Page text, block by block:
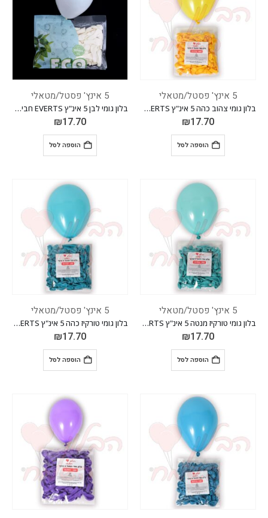
5 אינץ' פסטל/מטאלי
בלון גומי צהוב כהה 5 אינ"ץ EVERTS חבילה של 100 יח'
₪17.70
הוספה לסל
5 אינץ' פסטל/מטאלי
בלון גומי לבן 5 אינ"ץ EVERTS חבילה של 100 יח'
₪17.70
הוספה לסל
5 אינץ' פסטל/מטאלי
בלון גומי טורקיז מנטה 5 אינ"ץ EVERTS חבילה של 100 יח'
₪17.70
הוספה לסל
5 אינץ' פסטל/מטאלי
בלון גומי טורקיז כהה 5 אינ"ץ EVERTS חבילה של 100 יח'
₪17.70
הוספה לסל